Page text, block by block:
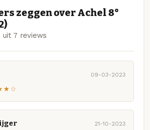
zeggen over Achel 8°
uit 7 reviews
09-03-2023
21-10-2023